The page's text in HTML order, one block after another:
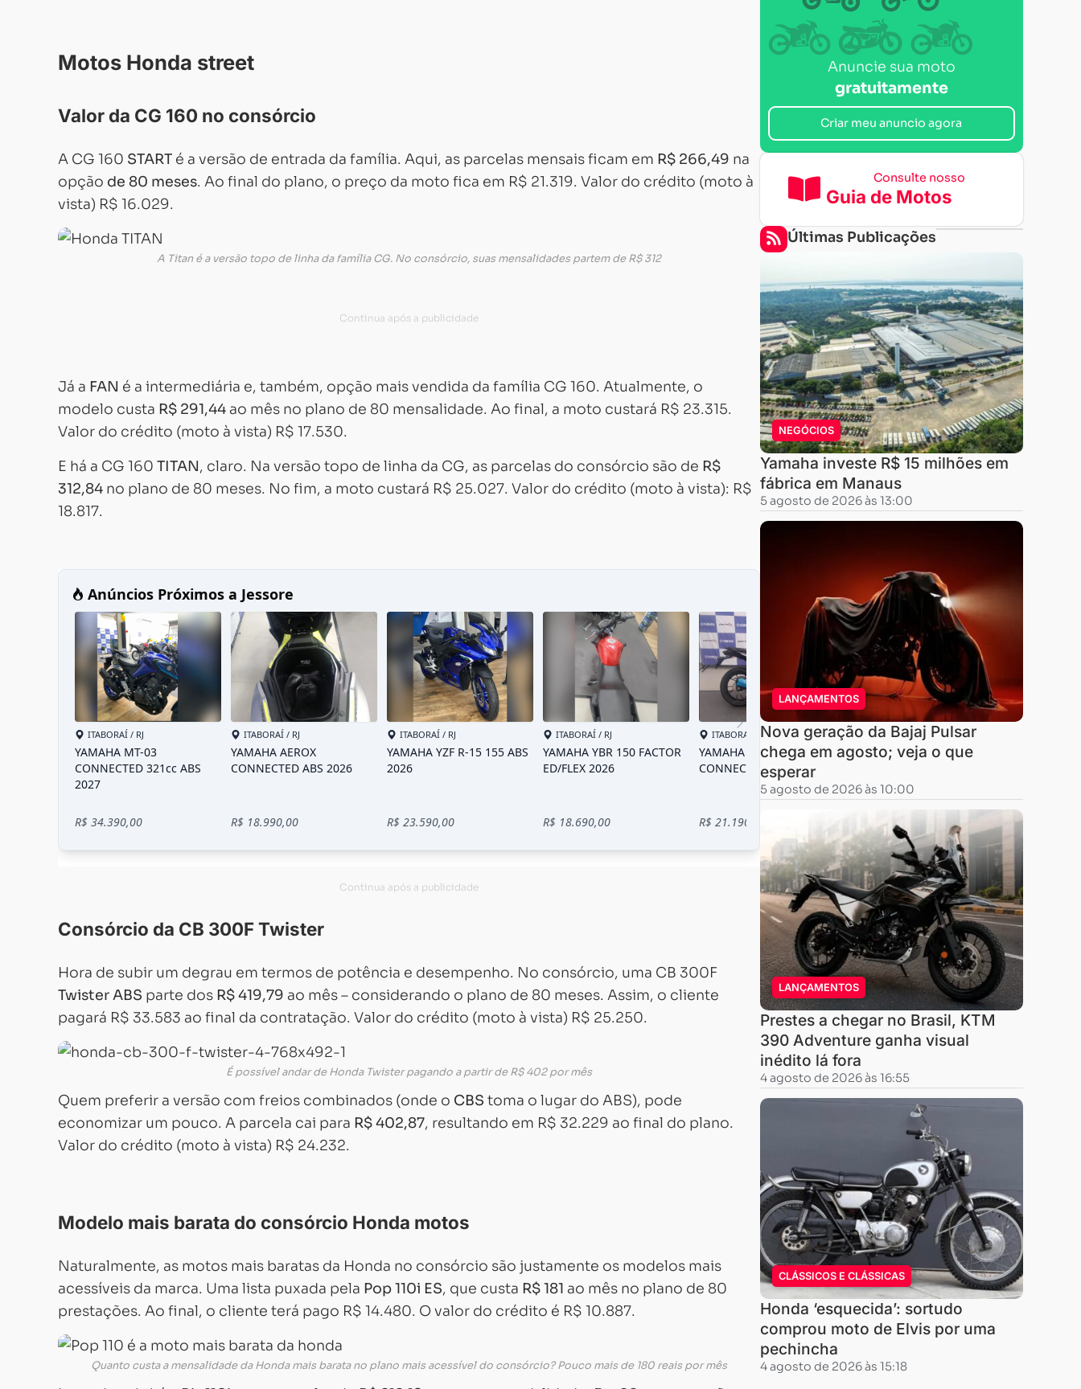
Motos Honda street
Valor da CG 160 no consórcio
A CG 160 START é a versão de entrada da família. Aqui, as parcelas mensais ficam em R$ 266,49 na
opção de 80 meses. Ao final do plano, o preço da moto fica em R$ 21.319. Valor do crédito (moto à
vista) R$ 16.029.
A Titan é a versão topo de linha da família CG. No consórcio, suas mensalidades partem de R$ 312
Já a FAN é a intermediária e, também, opção mais vendida da família CG 160. Atualmente, o
modelo custa R$ 291,44 ao mês no plano de 80 mensalidade. Ao final, a moto custará R$ 23.315.
Valor do crédito (moto à vista) R$ 17.530.
E há a CG 160 TITAN, claro. Na versão topo de linha da CG, as parcelas do consórcio são de R$
312,84 no plano de 80 meses. No fim, a moto custará R$ 25.027. Valor do crédito (moto à vista): R$
18.817.
Consórcio da CB 300F Twister
Hora de subir um degrau em termos de potência e desempenho. No consórcio, uma CB 300F
Twister ABS parte dos R$ 419,79 ao mês – considerando o plano de 80 meses. Assim, o cliente
pagará R$ 33.583 ao final da contratação. Valor do crédito (moto à vista) R$ 25.250.
É possível andar de Honda Twister pagando a partir de R$ 402 por mês
Quem preferir a versão com freios combinados (onde o CBS toma o lugar do ABS), pode
economizar um pouco. A parcela cai para R$ 402,87, resultando em R$ 32.229 ao final do plano.
Valor do crédito (moto à vista) R$ 24.232.
Modelo mais barata do consórcio Honda motos
Naturalmente, as motos mais baratas da Honda no consórcio são justamente os modelos mais
acessíveis da marca. Uma lista puxada pela Pop 110i ES, que custa R$ 181 ao mês no plano de 80
prestações. Ao final, o cliente terá pago R$ 14.480. O valor do crédito é R$ 10.887.
Quanto custa a mensalidade da Honda mais barata no plano mais acessível do consórcio? Pouco mais de 180 reais por mês
Anuncie sua moto
gratuitamente
Criar meu anuncio agora
Consulte nosso
Guia de Motos
Últimas Publicações
NEGÓCIOS
Yamaha investe R$ 15 milhões em
fábrica em Manaus
5 agosto de 2026 às 13:00
LANÇAMENTOS
Nova geração da Bajaj Pulsar
chega em agosto; veja o que
esperar
5 agosto de 2026 às 10:00
LANÇAMENTOS
Prestes a chegar no Brasil, KTM
390 Adventure ganha visual
inédito lá fora
4 agosto de 2026 às 16:55
CLÁSSICOS E CLÁSSICAS
Honda ‘esquecida’: sortudo
comprou moto de Elvis por uma
pechincha
4 agosto de 2026 às 15:18
Carregando...
Carregando...